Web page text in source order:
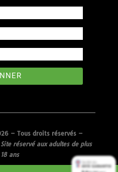
– Tous droits réservés –
Site réservé aux adultes de plus
ans